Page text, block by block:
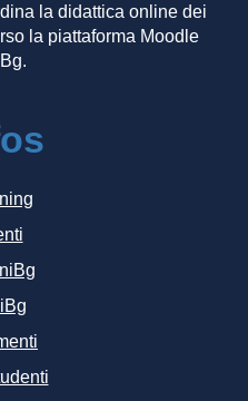
la didattica online dei
la piattaforma Moodle